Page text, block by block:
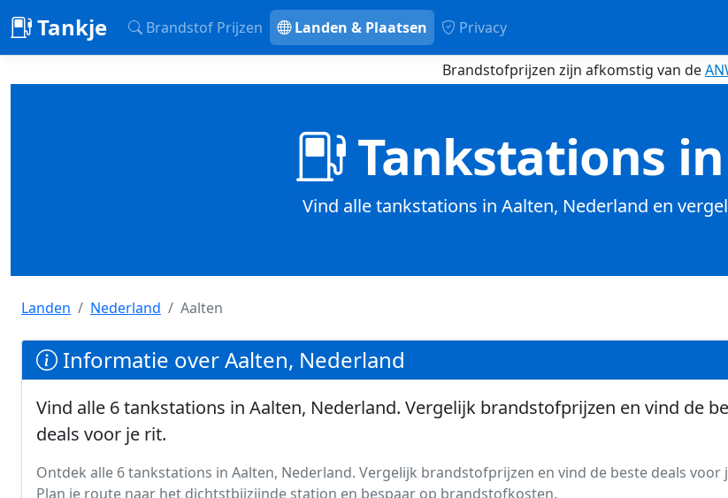
Tankje Brandstof Prijzen Landen & Plaatsen Privacy
Brandstofprijzen zijn afkomstig van de
Tankstations
Vind alle tankstations in Aalten, Nederland en
Landen Nederland Aalten
Informatie over Aalten, Nederland
Vind alle 6 tankstations in Aalten, Nederland. Vergelijk brandstofprijzen en vind de
deals voor je rit.
Ontdek alle 6 tankstations in Aalten, Nederland. Vergelijk brandstofprijzen en vind de beste deals voor
Plan je route naar het dichtstbijzijnde station en bespaar op brandstofkosten.